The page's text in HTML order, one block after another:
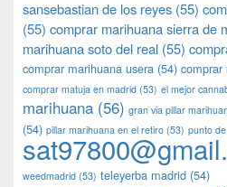
sansebastian de los reyes (55)
(55) comprar marihuana sierra de
marihuana soto del real (55)
comprar marihuana usera (54) comprar
comprar matuja en madrid (53) el mejor
marihuana (56) gran via pillar
(54) pillar marihuana en el retiro (53) punto
weedmadrid (53) teleyerba madrid (54)